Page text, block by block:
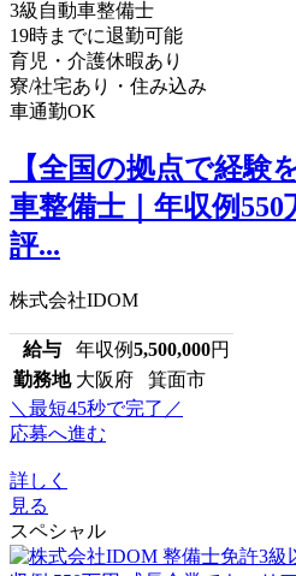
3級自動車整備士
19時までに退勤可能
育児・介護休暇あり
寮/社宅あり・住み込み
車通勤OK
【全国の拠点で経験
車整備士｜年収例
評...
株式会社IDOM
給与 年収例5,500,000円
勤務地 大阪府 箕面市
＼最短45秒で完了／
応募へ進む
詳しく
見る
スペシャル